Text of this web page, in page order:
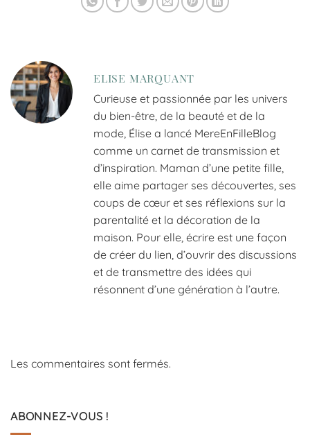
ELISE MARQUANT
Curieuse et passionnée par les univers
du bien-être, de la beauté et de la
mode, Élise a lancé MereEnFilleBlog
comme un carnet de transmission et
d’inspiration. Maman d’une petite fille,
elle aime partager ses découvertes, ses
coups de cœur et ses réflexions sur la
parentalité et la décoration de la
maison. Pour elle, écrire est une façon
de créer du lien, d’ouvrir des discussions
et de transmettre des idées qui
résonnent d’une génération à l’autre.
Les commentaires sont fermés.
ABONNEZ-VOUS !